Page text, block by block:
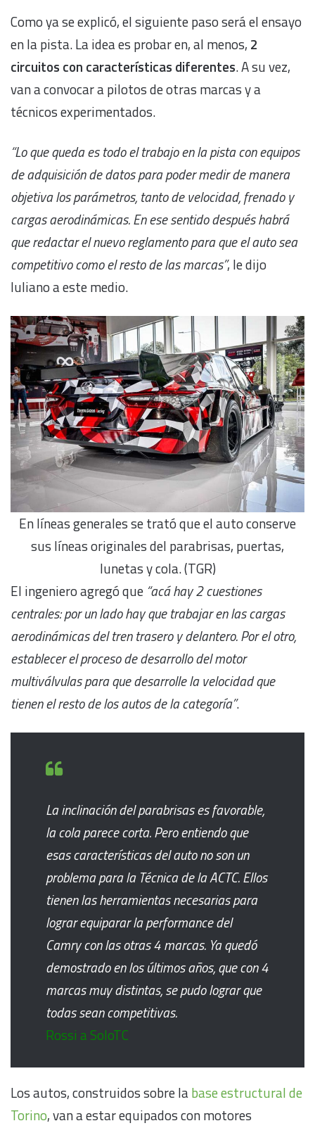
Como ya se explicó, el siguiente paso será el ensayo
en la pista. La idea es probar en, al menos, 2
circuitos con características diferentes. A su vez,
van a convocar a pilotos de otras marcas y a
técnicos experimentados.
“Lo que queda es todo el trabajo en la pista con equipos
de adquisición de datos para poder medir de manera
objetiva los parámetros, tanto de velocidad, frenado y
cargas aerodinámicas. En ese sentido después habrá
que redactar el nuevo reglamento para que el auto sea
competitivo como el resto de las marcas”, le dijo
Iuliano a este medio.
En líneas generales se trató que el auto conserve
sus líneas originales del parabrisas, puertas,
lunetas y cola. (TGR)
El ingeniero agregó que “acá hay 2 cuestiones
centrales: por un lado hay que trabajar en las cargas
aerodinámicas del tren trasero y delantero. Por el otro,
establecer el proceso de desarrollo del motor
multiválvulas para que desarrolle la velocidad que
tienen el resto de los autos de la categoría”.
La inclinación del parabrisas es favorable,
la cola parece corta. Pero entiendo que
esas características del auto no son un
problema para la Técnica de la ACTC. Ellos
tienen las herramientas necesarias para
lograr equiparar la performance del
Camry con las otras 4 marcas. Ya quedó
demostrado en los últimos años, que con 4
marcas muy distintas, se pudo lograr que
todas sean competitivas.
Rossi a SoloTC
Los autos, construidos sobre labase estructural de
Torino, van a estar equipados con motores